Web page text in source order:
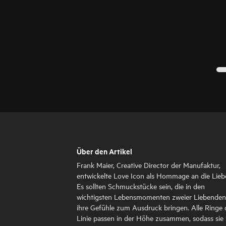
Über den Artikel
Frank Maier, Creative Director der Manufaktur,
entwickelte Love Icon als Hommage an die
Es sollten Schmuckstücke sein, die in den
wichtigsten Lebensmomenten zweier Liebenden
ihre Gefühle zum Ausdruck bringen. Alle Ringe
Linie passen in der Höhe zusammen, sodass sie